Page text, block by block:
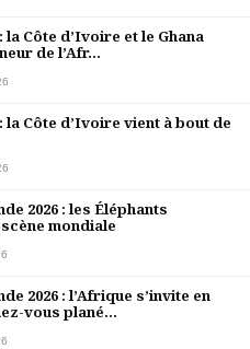
la Côte d’Ivoire et le Ghana
de l’Afr...
la Côte d’Ivoire vient à bout de
2026 : les Éléphants
mondiale
2026 : l’Afrique s’invite en
vous plané...